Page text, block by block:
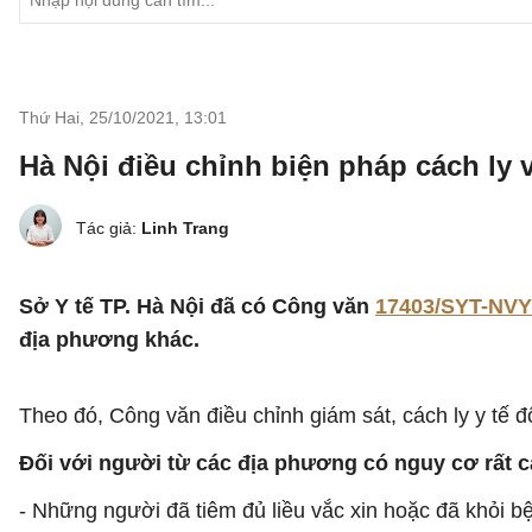
Thứ Hai, 25/10/2021 13:01
Hà Nội điều chỉnh biện pháp cách
Tác giả: Linh Trang
Sở Y tế TP. Hà Nội đã có Công văn 17403/SYT-NVY
địa phương khác.
Theo đó, Công văn điều chỉnh giám sát, cách ly y
Đối với người từ các địa phương có nguy cơ rất
- Những người đã tiêm đủ liều vắc xin hoặc đã khỏi